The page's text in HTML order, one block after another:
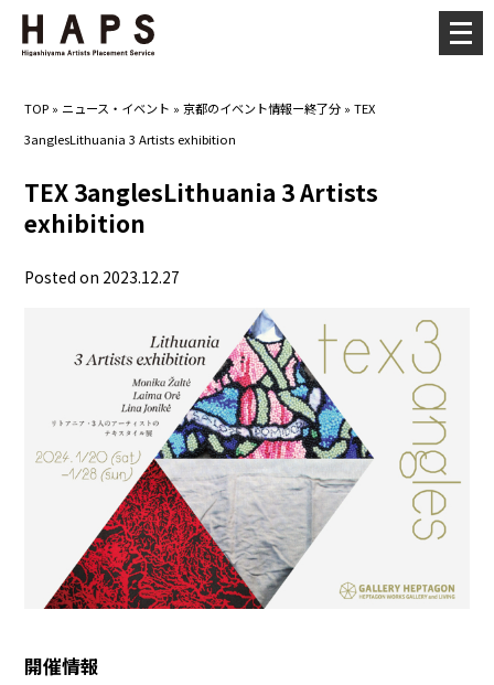
TOP » ニュース・イベント »京都のイベント情報ー終了分 »TEX
3anglesLithuania 3 Artists exhibition
TEX 3anglesLithuania 3 Artists
exhibition
Posted on 2023.12.27
開催情報
メ
ニ